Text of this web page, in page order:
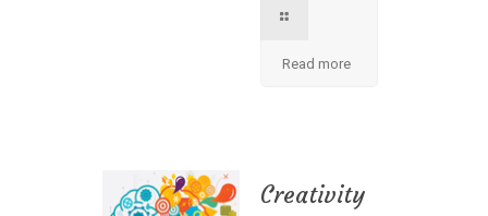
Read more
Creativity